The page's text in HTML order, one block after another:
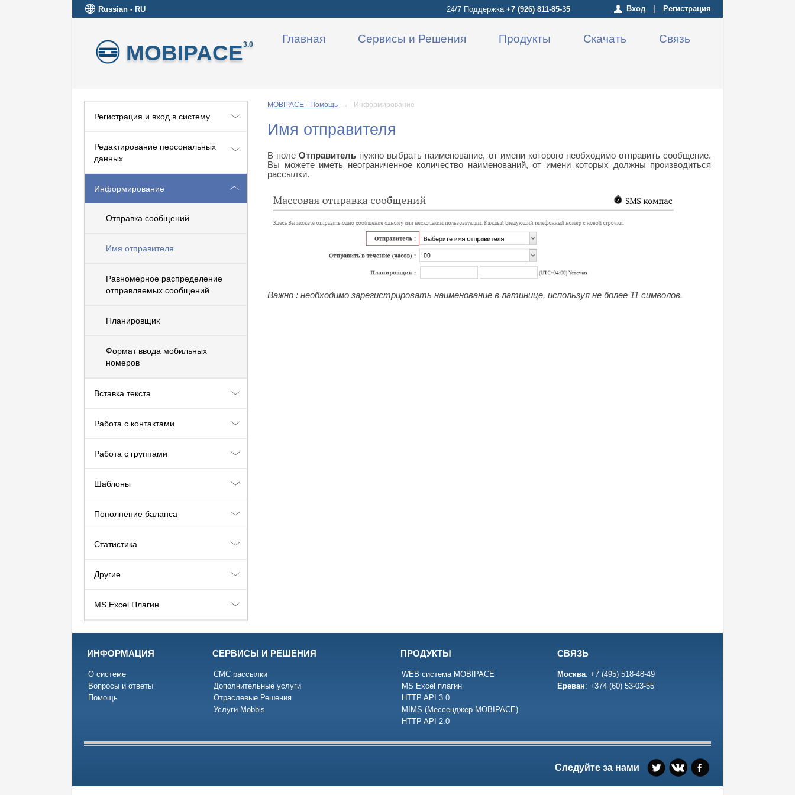
Russian - RU Вход Регистрация
24/7 Поддержка +7 (926) 811-85-35
MOBIPACE3.0 Связь
Скачать
Продукты
Сервисы и Решения
Главная
Регистрация и вход в систему
Редактирование персональных
данных
Информирование
Отправка сообщений
Имя отправителя
Равномерное распределение
отправляемых сообщений
Планировщик
Формат ввода мобильных
номеров
Вставка текста
Работа с контактами
Работа с группами
Шаблоны
Пополнение баланса
Статистика
Другие
MS Excel Плагин
MOBIPACE - Помощь → Информирование
Имя отправителя
В полеОтправитель нужно выбрать наименование, от имени которого необходимо отправить сообщение.
Вы можете иметь неограниченное количество наименований, от имени которых должны производиться
рассылки.
Важно : необходимо зарегистрировать наименование в латинице, используя не более 11 символов.
ИНФОРМАЦИЯ
О системе
Вопросы и ответы
Помощь
СЕРВИСЫ И РЕШЕНИЯ
СМС рассылки
Дополнительные услуги
Отраслевые Решения
Услуги Mobbis
ПРОДУКТЫ
WEB система MOBIPACE
MS Excel плагин
HTTP API 3.0
MIMS (Mессенджер MOBIPACE)
HTTP API 2.0
СВЯЗЬ
Москва: +7 (495) 518-48-49
Ереван: +374 (60) 53-03-55
Следуйте за нами